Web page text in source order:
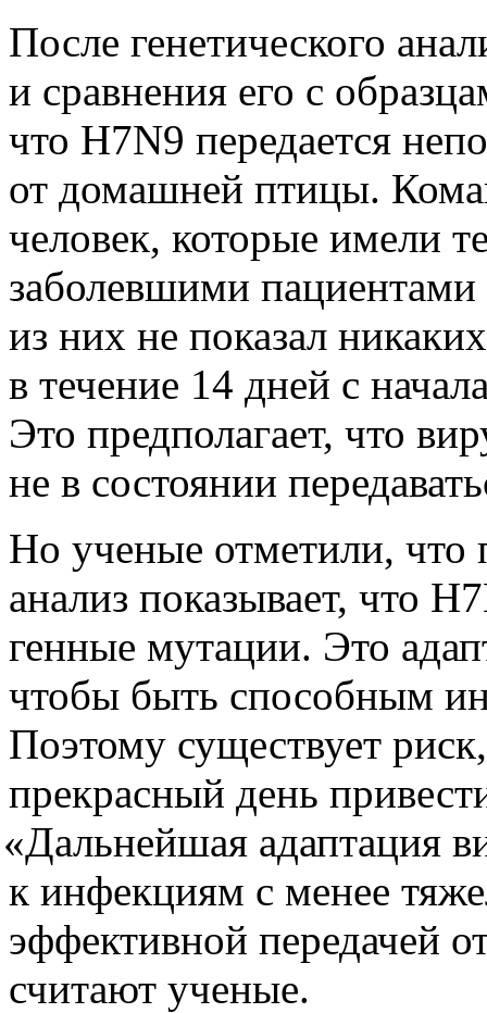
После генетического
и сравнения его с
что H7N9 передается
от домашней птицы.
человек, которые имели
заболевшими
из них не показал
в течение 14 дней с
Это предполагает, что
не в состоянии
Но ученые отметили, что
анализ показывает, что
генные мутации. Это
чтобы быть способным
Поэтому существует
прекрасный день
«Дальнейшая адаптация
к инфекциям с менее
эффективной передачей
считают ученые.